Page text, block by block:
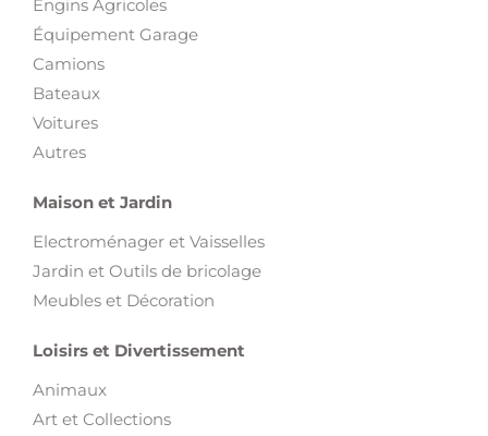
Engins Agricoles
Équipement Garage
Camions
Bateaux
Voitures
Autres
Maison et Jardin
Electroménager et Vaisselles
Jardin et Outils de bricolage
Meubles et Décoration
Loisirs et Divertissement
Animaux
Art et Collections